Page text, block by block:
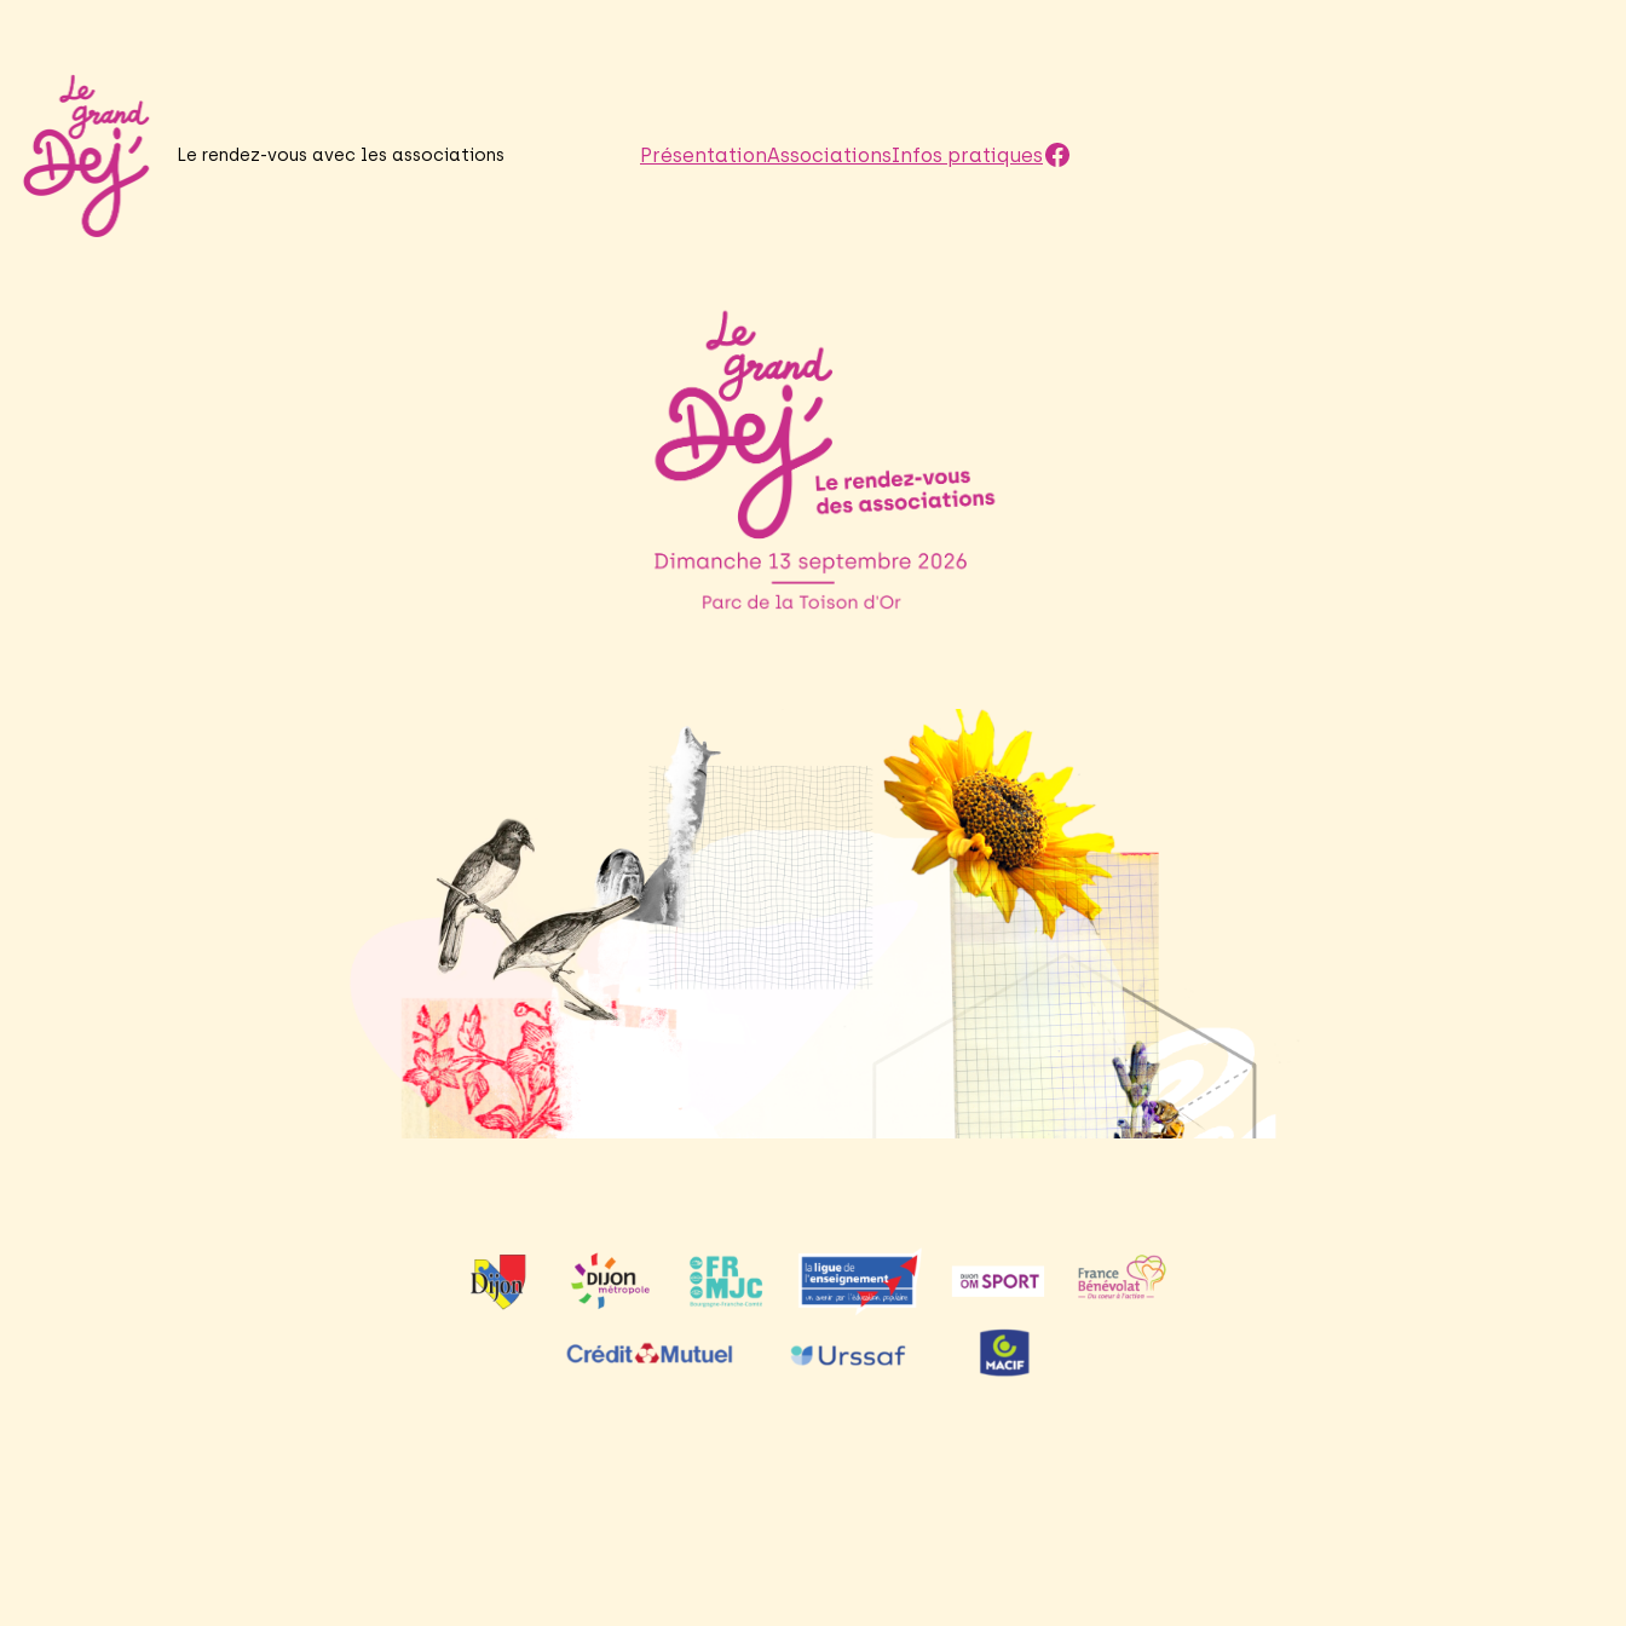
Le rendez-vous avec les associations PrésentationAssociationsInfos pratiquesFacebook